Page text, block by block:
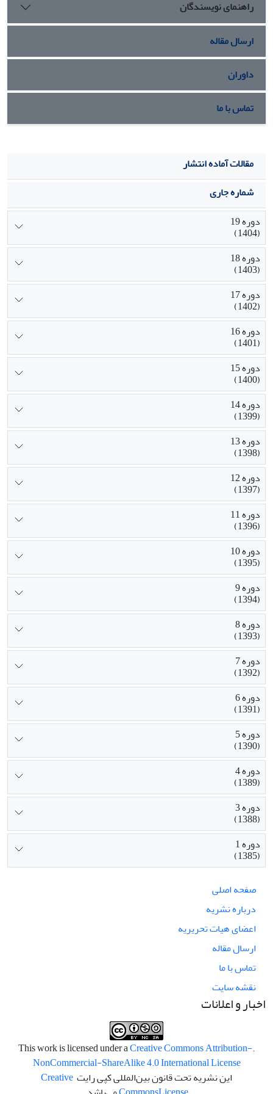
رابطه مستقیم و معنی داری وجود دارد.
راهنمای نویسندگان
ارسال مقاله
داوران
تماس با ما
مقالات آماده انتشار
شماره جاری
دوره 19
(1404)
دوره 18
(1403)
دوره 17
(1402)
دوره 16
(1401)
دوره 15
(1400)
دوره 14
(1399)
دوره 13
(1398)
دوره 12
(1397)
دوره 11
(1396)
دوره 10
(1395)
دوره 9
(1394)
دوره 8
(1393)
دوره 7
(1392)
دوره 6
(1391)
دوره 5
(1390)
دوره 4
(1389)
دوره 3
(1388)
دوره 1
(1385)
صفحه اصلی
درباره نشریه
اعضای هیات تحریریه
ارسال مقاله
تماس با ما
نقشه سایت
اخبار و اعلانات
.This work is licensed under a
Creative Commons Attribution-
NonCommercial-ShareAlike 4.0 International License
این نشریه تحت قانون بین‌المللی کپی رایت Creative